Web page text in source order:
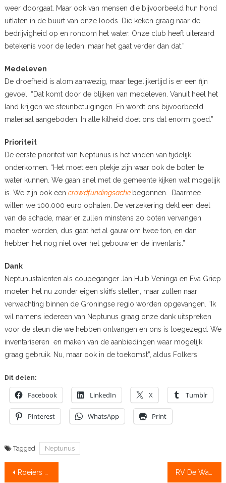
weer doorgaat. Maar ook van mensen die bijvoorbeeld hun hond
uitlaten in de buurt van onze loods. Die keken graag naar de
bedrijvigheid op en rondom het water. Onze club heeft uiteraard
betekenis voor de leden, maar het gaat verder dan dat.”
Medeleven
De droefheid is alom aanwezig, maar tegelijkertijd is er een fijn
gevoel. “Dat komt door de blijken van medeleven. Vanuit heel het
land krijgen we steunbetuigingen. En wordt ons bijvoorbeeld
materiaal aangeboden. In alle kilheid doet ons dat enorm goed.”
Prioriteit
De eerste prioriteit van Neptunus is het vinden van tijdelijk
onderkomen. “Het moet een plekje zijn waar ook de boten te
water kunnen. We gaan snel met de gemeente kijken wat mogelijk
is. We zijn ook een crowdfundingsactie begonnen. Daarmee
willen we 100.000 euro ophalen. De verzekering dekt een deel
van de schade, maar er zullen minstens 20 boten vervangen
moeten worden, dus gaat het al gauw om twee ton, en dan
hebben het nog niet over het gebouw en de inventaris.”
Dank
Neptunustalenten als coupeganger Jan Huib Veninga en Eva Griep
moeten het nu zonder eigen skiffs stellen, maar zullen naar
verwachting binnen de Groningse regio worden opgevangen. “Ik
wil namens iedereen van Neptunus graag onze dank uitspreken
voor de steun die we hebben ontvangen en ons is toegezegd. We
inventariseren en maken van de aanbiedingen waar mogelijk
graag gebruik. Nu, maar ook in de toekomst”, aldus Folkers.
Dit delen:
Facebook LinkedIn X Tumblr
Pinterest WhatsApp Print
Tagged Neptunus
Bericht
Roeiers helpen Neptunus uit de brand, doe mee! Geef!